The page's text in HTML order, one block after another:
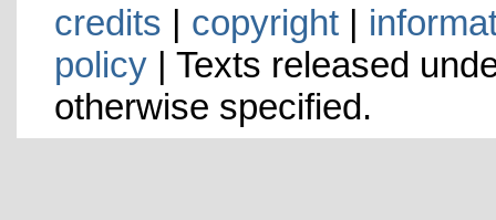
credits | copyright|
policy| Texts released
otherwise specified.